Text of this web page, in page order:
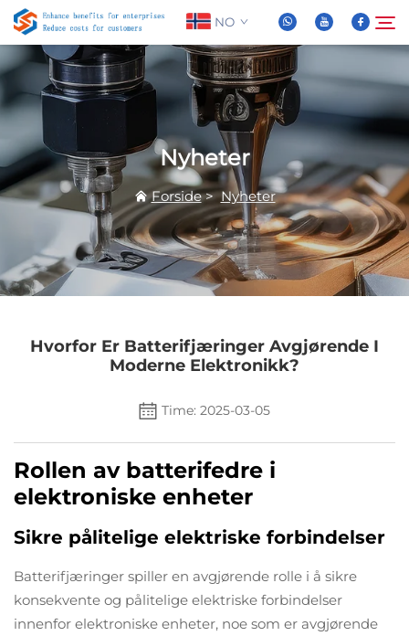
NO
Om oss
Produkter
Nyheter
FAQ
Søk
Nyheter
Forside>Nyheter
Hvorfor Er Batterifjæringer Avgjørende I
Moderne Elektronikk?
Time: 2025-03-05
Rollen av batterifedre i
elektroniske enheter
Sikre pålitelige elektriske forbindelser
Batterifjæringer spiller en avgjørende rolle i å sikre
konsekvente og pålitelige elektriske forbindelser
innenfor elektroniske enheter, noe som er avgjørende